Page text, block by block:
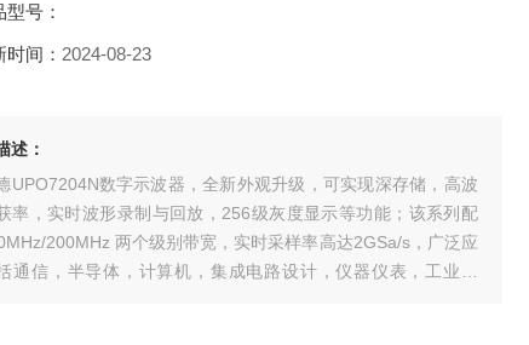
型号：
时间： 2024-08-23
述：
UPO7204N数字示波器，全新外观升级，可实现深存储，高波
率，实时波形录制与回放，256级灰度显示等功能；该系列配
200MHz 两个级别带宽，实时采样率高达2GSa/s，广泛应
通信，半导体，计算机，集成电路设计，仪器仪表，工业电